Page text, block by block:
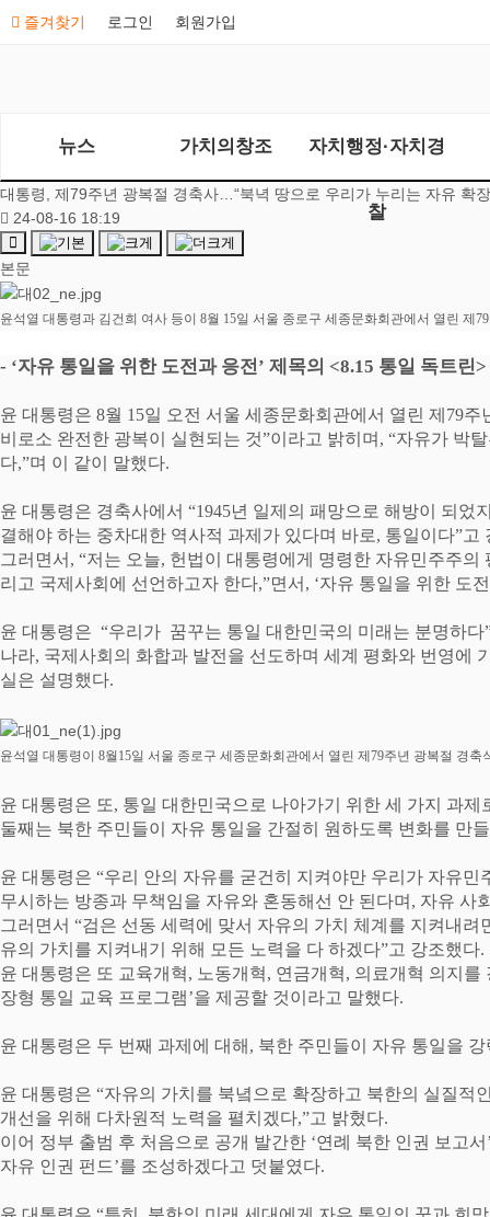
즐겨찾기 로그인 회원가입
뉴스 가치의창조 자치행정·자치경
찰
대통령, 제79주년 광복절 경축사…“북녁 땅으로 우리가 누리는 자유 확
24-08-16 18:19
본문
윤석열 대통령과 김건희 여사 등이 8월 15일 서울 종로구 세종문화회관에서 열린 제 79
- ‘자유 통일을 위한 도전과 응전’ 제목의 <8.15 통일 독트린>
윤 대통령은 8월 15일 오전 서울 세종문화회관에서 열린 제 79주
비로소 완전한 광복이 실현되는 것”이라고 밝히며 , “자유가 박
다,”며 이 같이 말했다.
윤 대통령은 경축사에서 “1945년 일제의 패망으로 해방이 되었
결해야 하는 중차대한 역사적 과제가 있다며 바로, 통일이다”고
그러면서 , “저는 오늘, 헌법이 대통령에게 명령한 자유민주주의
리고 국제사회에 선언하고자 한다,”면서 , ‘자유 통일을 위한 도
윤 대통령은 “우리가 꿈꾸는 통일 대한민국의 미래는 분명하다
나라, 국제사회의 화합과 발전을 선도하며 세계 평화와 번영에
실은 설명했다.
윤석열 대통령이 8월 15일 서울 종로구 세종문화회관에서 열린 제79주년 광복절 경축
윤 대통령은 또, 통일 대한민국으로 나아가기 위한 세 가지 과제
둘째는 북한 주민들이 자유 통일을 간절히 원하도록 변화를 만
윤 대통령은 “우리 안의 자유를 굳건히 지켜야만 우리가 자유
무시하는 방종과 무책임을 자유와 혼동해선 안 된다며 , 자유 사
그러면서 “검은 선동 세력에 맞서 자유의 가치 체계를 지켜내
유의 가치를 지켜내기 위해 모든 노력을 다 하겠다”고 강조했다.
윤 대통령은 또 교육개혁, 노동개혁, 연금개혁, 의료개혁 의지를
장형 통일 교육 프로그램’을 제공할 것이라고 말했다.
윤 대통령은 두 번째 과제에 대해 , 북한 주민들이 자유 통일을
윤 대통령은 “자유의 가치를 북녘으로 확장하고 북한의 실질적
개선을 위해 다차원적 노력을 펼치겠다,”고 밝혔다.
이어 정부 출범 후 처음으로 공개 발간한 ‘연례 북한 인권 보고서
자유 인권 펀드’를 조성하겠다고 덧붙였다.